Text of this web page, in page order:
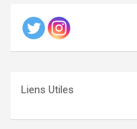
Liens Utiles